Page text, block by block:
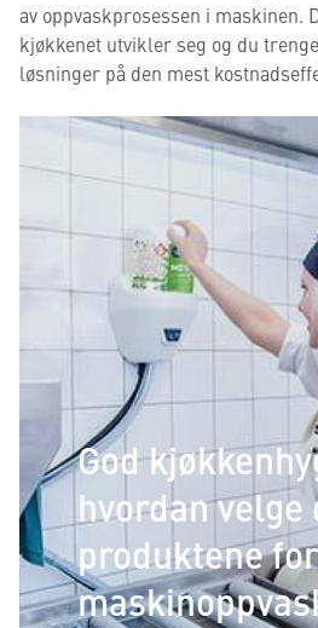
av oppvaskprosessen i maskinen.
kjøkkenet utvikler seg og du
løsninger på den mest
God
hvordan velge
produktene for